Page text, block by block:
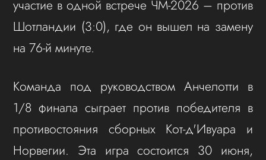
участие в одной встрече ЧМ-2026 – против
Шотландии (3:0), где он вышел на замену
на 76-й минуте.
Команда под руководством Анчелотти в
1/8 финала сыграет против победителя в
противостояния сборных Кот-д'Ивуара и
Норвегии. Эта игра состоится 30 июня,